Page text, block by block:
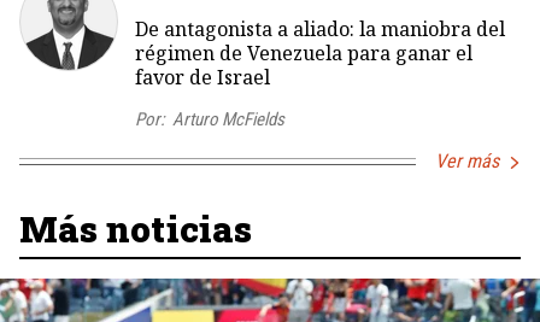
De antagonista a aliado: la maniobra del
régimen de Venezuela para ganar el
favor de Israel
Por: Arturo McFields
Ver más
Más noticias